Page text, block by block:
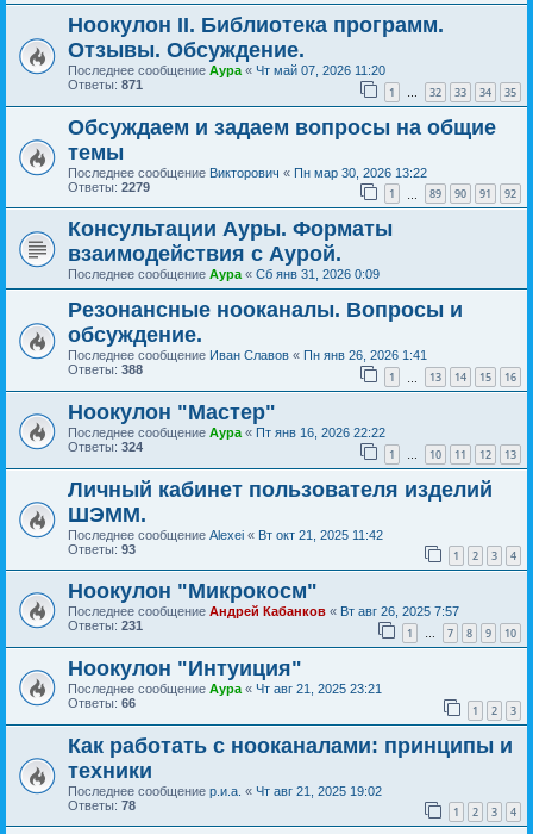
Ноокулон II. Библиотека программ.
Отзывы. Обсуждение.
Последнее сообщение Аура « Чт май 07, 2026 11:20
Ответы: 871 1 … 32 33 34 35
Обсуждаем и задаем вопросы на общие
темы
Последнее сообщение Викторович « Пн мар 30, 2026 13:22
Ответы: 2279 1 89 90 91 92
Консультации Ауры. Форматы
взаимодействия с Аурой.
Последнее сообщение Аура« Сб янв 31, 2026 0:09
Резонансные нооканалы. Вопросы и
обсуждение.
Последнее сообщение Иван Славов « Пн янв 26, 2026 1:41
Ответы: 388 1 13 14 15 16
Ноокулон "Мастер"
Последнее сообщение Аура « Пт янв 16, 2026 22:22
Ответы: 324 1 … 10 11 12 13
Личный кабинет пользователя изделий
ШЭММ.
Последнее сообщение Alexei « Вт окт 21, 2025 11:42
Ответы: 93 1 2 3 4
Ноокулон "Микрокосм"
Последнее сообщение Андрей Кабанков « Вт авг 26, 2025 7:57
Ответы: 231 1 … 7 8 9 10
Ноокулон "Интуиция"
Последнее сообщение Аура « Чт авг 21, 2025 23:21
Ответы: 66 1 2 3
Как работать с нооканалами: принципы и
техники
Последнее сообщение р.и.а. « Чт авг 21, 2025 19:02
Ответы: 78 1 2 3 4